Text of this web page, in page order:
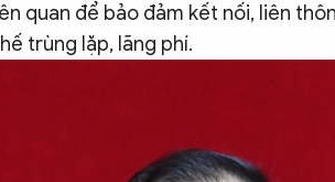
quan để bảo đảm kết nối, liên
trùng lặp, lãng phí.